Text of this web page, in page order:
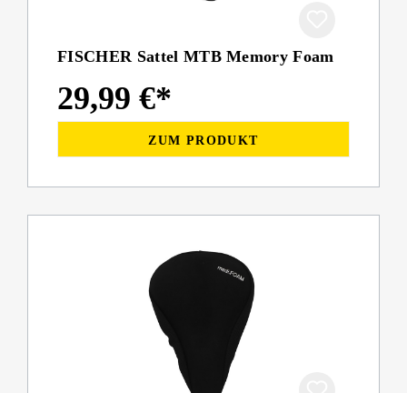
FISCHER Sattel MTB Memory Foam
29,99 €*
ZUM PRODUKT